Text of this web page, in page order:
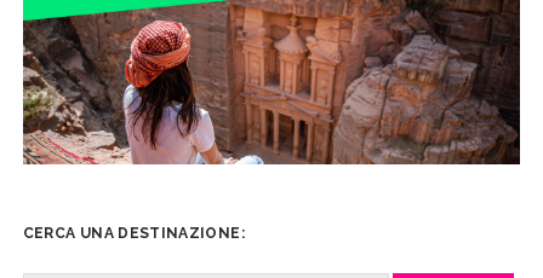
CERCA UNA DESTINAZIONE: